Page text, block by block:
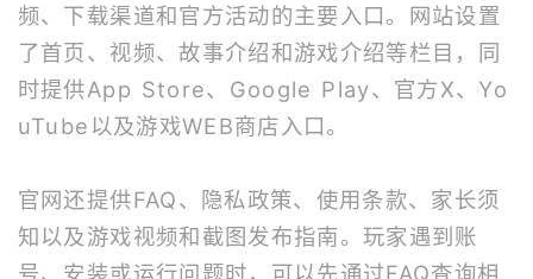
频、下载渠道和官方活动的主要入口。网站设置
了首页、视频、故事介绍和游戏介绍等栏目，同
时提供App Store、Google Play、官方X、Yo
uTube以及游戏WEB商店入口。
官网还提供FAQ、隐私政策、使用条款、家长须
知以及游戏视频和截图发布指南。玩家遇到账
号、安装或运行问题时，可以先通过FAQ查询相